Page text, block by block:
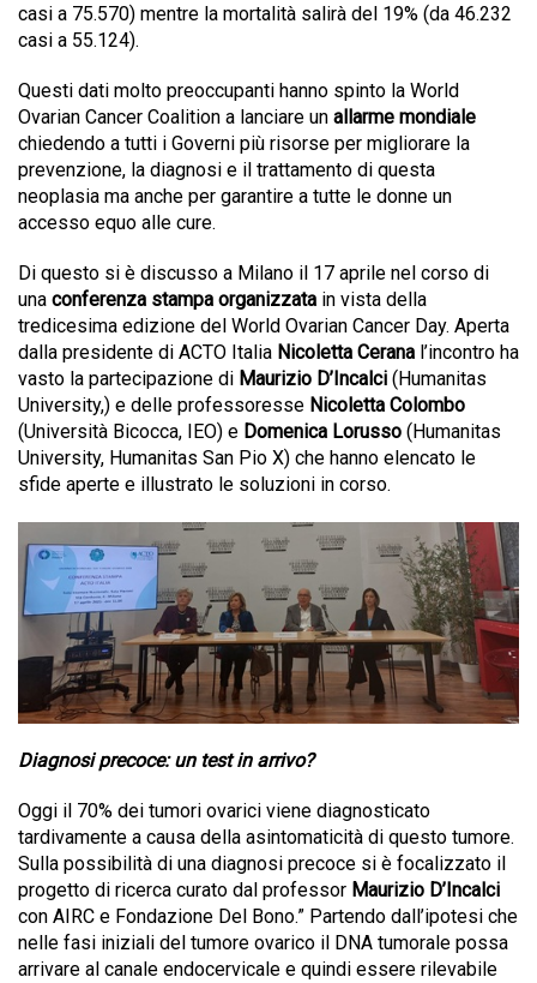
casi a 75.570) mentre la mortalità salirà del 19% (da 46.232
casi a 55.124).
Questi dati molto preoccupanti hanno spinto la World
Ovarian Cancer Coalition a lanciare un allarme mondiale
chiedendo a tutti i Governi più risorse per migliorare la
prevenzione, la diagnosi e il trattamento di questa
neoplasia ma anche per garantire a tutte le donne un
accesso equo alle cure.
Di questo si è discusso a Milano il 17 aprile nel corso di
una conferenza stampa organizzata in vista della
tredicesima edizione del World Ovarian Cancer Day. Aperta
dalla presidente di ACTO Italia Nicoletta Cerana l’incontro ha
vasto la partecipazione di Maurizio D’Incalci (Humanitas
University,) e delle professoresse Nicoletta Colombo
(Università Bicocca, IEO) e Domenica Lorusso (Humanitas
University, Humanitas San Pio X) che hanno elencato le
sfide aperte e illustrato le soluzioni in corso.
Diagnosi precoce: un test in arrivo?
Oggi il 70% dei tumori ovarici viene diagnosticato
tardivamente a causa della asintomaticità di questo tumore.
Sulla possibilità di una diagnosi precoce si è focalizzato il
progetto di ricerca curato dal professor Maurizio D’Incalci
con AIRC e Fondazione Del Bono.” Partendo dall’ipotesi che
nelle fasi iniziali del tumore ovarico il DNA tumorale possa
arrivare al canale endocervicale e quindi essere rilevabile